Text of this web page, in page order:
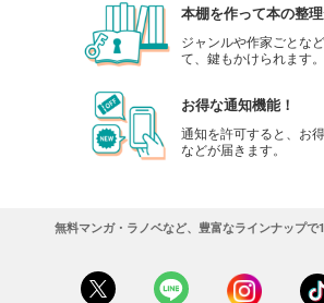
本棚を作って本の整
ジャンルや作家ごとな
て、鍵もかけられます。
お得な通知機能！
通知を許可すると、お
などが届きます。
無料マンガ・ラノベなど、豊富なラインナップで